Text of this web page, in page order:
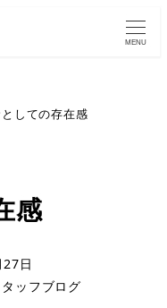
MENU
しての存在感
感
日
リー
タッフブログ